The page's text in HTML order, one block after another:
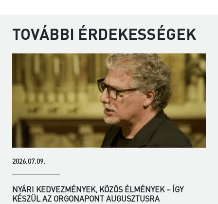
TOVÁBBI ÉRDEKESSÉGEK
2026.07.09.
NYÁRI KEDVEZMÉNYEK, KÖZÖS ÉLMÉNYEK – ÍGY
KÉSZÜL AZ ORGONAPONT AUGUSZTUSRA